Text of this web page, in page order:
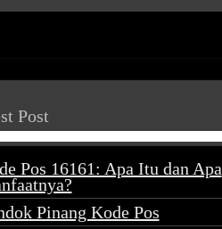
Post
Pos 16161: Apa Itu dan Apa
Pinang Kode Pos